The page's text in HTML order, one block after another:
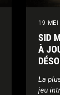
19
SID
À
La
jeu